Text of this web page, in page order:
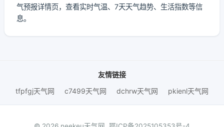
气预报详情页，查看实时气温、7天天气趋势、生活指数等信
息。
友情链接
tfpfgj天气网
c7499天气网 dchrw天气网 pkienl天气网